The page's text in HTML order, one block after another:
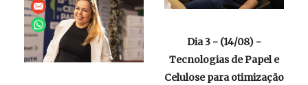
Dia 3 - (14/08) -
Tecnologias de Papel e
Celulose para otimização